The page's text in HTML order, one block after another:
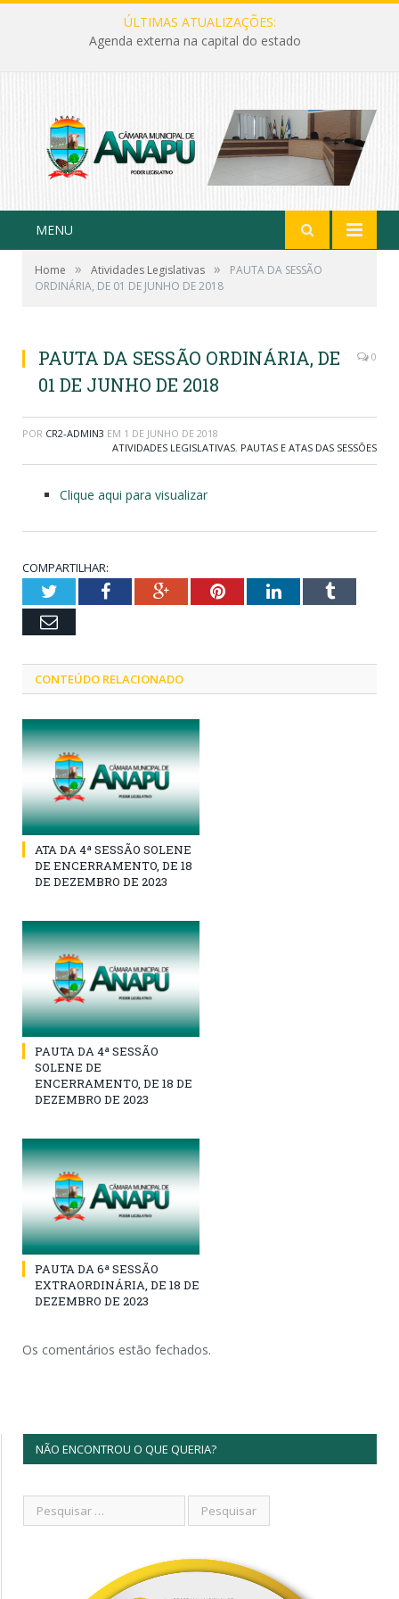
ÚLTIMAS ATUALIZAÇÕES:
Agenda externa na capital do estado
MENU
Home » Atividades Legislativas »
PAUTA DA SESSÃO
ORDINÁRIA, DE 01 DE JUNHO DE 2018
PAUTA DA SESSÃO ORDINÁRIA, DE
01 DE JUNHO DE 2018
0
POR CR2-ADMIN3 EM 1 DE JUNHO DE 2018
ATIVIDADES LEGISLATIVAS, PAUTAS E ATAS DAS SESSÕES
Clique aqui para visualizar
COMPARTILHAR:
TwitterFacebookGoogle+PinterestLinkedInTumblr
Email
CONTEÚDO RELACIONADO
ATA DA 4ª SESSÃO SOLENE
DE ENCERRAMENTO, DE 18
DE DEZEMBRO DE 2023
PAUTA DA 4ª SESSÃO
SOLENE DE
ENCERRAMENTO, DE 18 DE
DEZEMBRO DE 2023
PAUTA DA 6ª SESSÃO
EXTRAORDINÁRIA, DE 18 DE
DEZEMBRO DE 2023
Os comentários estão fechados.
NÃO ENCONTROU O QUE QUERIA?